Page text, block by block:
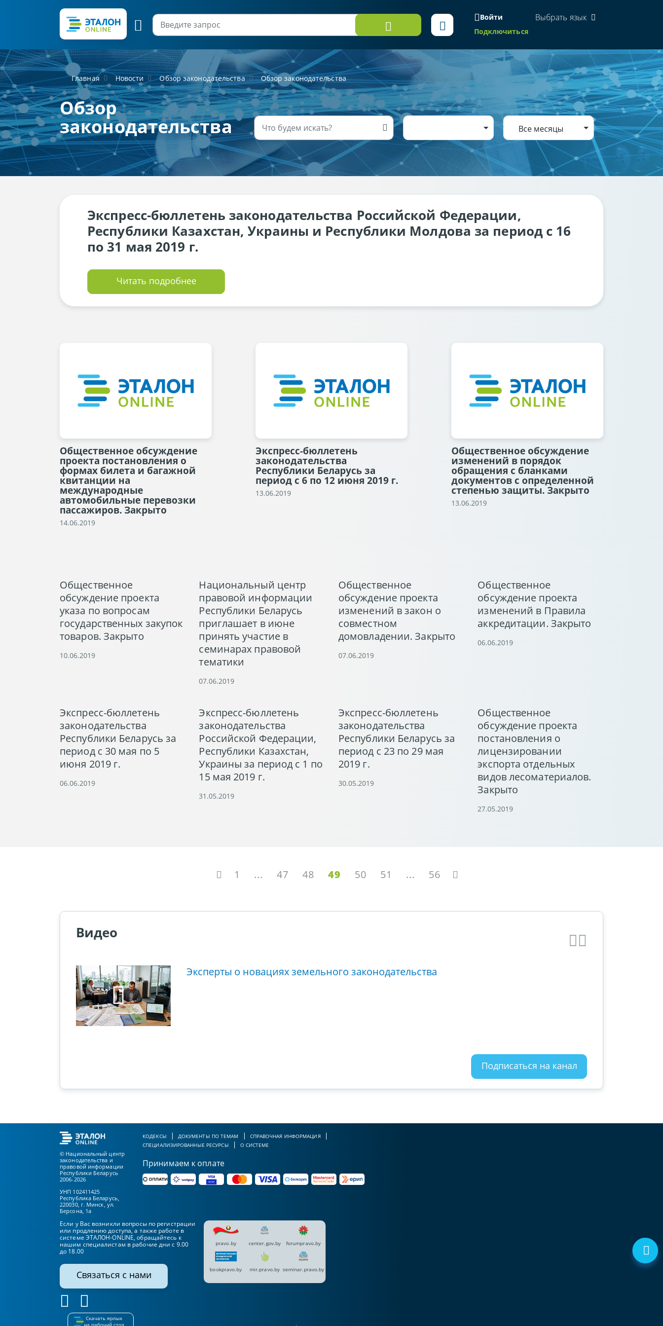
Войти
Подключиться
Выбрать язык
Главная Новости Обзор законодательства Обзор законодательства
Обзор
законодательства Все месяцы
Экспресс-бюллетень законодательства Российской Федерации,
Республики Казахстан, Украины и Республики Молдова за период с 16
по 31 мая 2019 г.
Читать подробнее
Общественное обсуждение
проекта постановления о
формах билета и багажной
квитанции на
международные
автомобильные перевозки
пассажиров. Закрыто
14.06.2019
Экспресс-бюллетень
законодательства
Республики Беларусь за
период с 6 по 12 июня 2019 г.
13.06.2019
Общественное обсуждение
изменений в порядок
обращения с бланками
документов с определенной
степенью защиты. Закрыто
13.06.2019
Общественное
обсуждение проекта
указа по вопросам
государственных закупок
товаров. Закрыто
10.06.2019
Национальный центр
правовой информации
Республики Беларусь
приглашает в июне
принять участие в
семинарах правовой
тематики
07.06.2019
Общественное
обсуждение проекта
изменений в закон о
совместном
домовладении. Закрыто
07.06.2019
Общественное
обсуждение проекта
изменений в Правила
аккредитации. Закрыто
06.06.2019
Экспресс-бюллетень
законодательства
Республики Беларусь за
период с 30 мая по 5
июня 2019 г.
06.06.2019
Экспресс-бюллетень
законодательства
Российской Федерации,
Республики Казахстан,
Украины за период с 1 по
15 мая 2019 г.
31.05.2019
Экспресс-бюллетень
законодательства
Республики Беларусь за
период с 23 по 29 мая
2019 г.
30.05.2019
Общественное
обсуждение проекта
постановления о
лицензировании
экспорта отдельных
видов лесоматериалов.
Закрыто
27.05.2019
1 ... 47 48 49 50 51 ... 56
Видео
Эксперты о новациях земельного законодательства
Подписаться на канал
© Национальный центр
законодательства и
правовой информации
Республики Беларусь
2006-2026
УНП 102411425
Республика Беларусь,
220030, г. Минск, ул.
Берсона, 1а
КОДЕКСЫ ДОКУМЕНТЫ ПО ТЕМАМ
СПРАВОЧНАЯ ИНФОРМАЦИЯ
СПЕЦИАЛИЗИРОВАННЫЕ РЕСУРСЫ
О СИСТЕМЕ
Принимаем к оплате
Если у Вас возникли вопросы по регистрации
или продлению доступа, а также работе в
системе ЭТАЛОН-ONLINE, обращайтесь к
нашим специалистам в рабочие дни с 9.00
до 18.00
Связаться с нами
Скачать ярлык
на рабочий стол
pravo.by center.gov.by forumpravo.by
bookpravo.by mir.pravo.by seminar.pravo.by